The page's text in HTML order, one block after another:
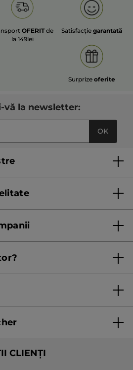
OFERITde
la 149lei
Satisfacțiegarantată
Surprize oferite
vă la newsletter:
OK
vanzarea la distanță a
CLIENȚI